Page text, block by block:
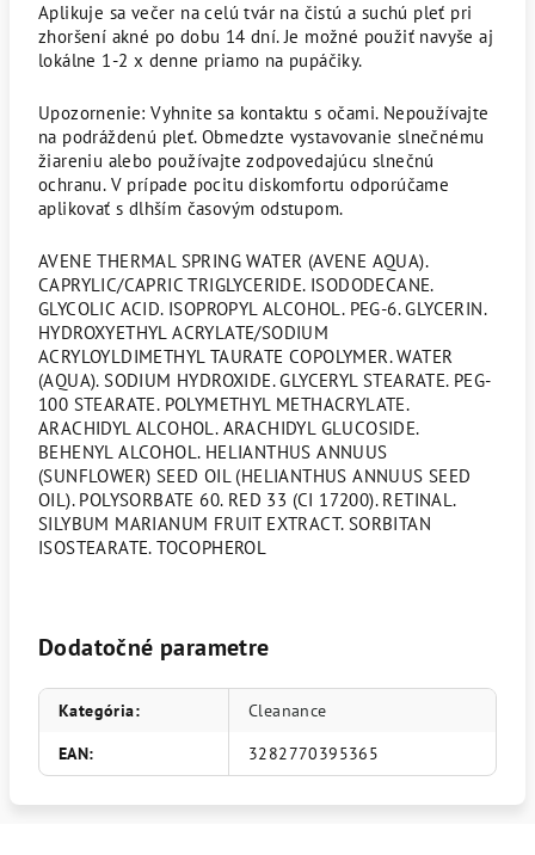
Aplikuje sa večer na celú tvár na čistú a suchú pleť pri
zhoršení akné po dobu 14 dní. Je možné použiť navyše aj
lokálne 1-2 x denne priamo na pupáčiky.
Upozornenie: Vyhnite sa kontaktu s očami. Nepoužívajte
na podráždenú pleť. Obmedzte vystavovanie slnečnému
žiareniu alebo používajte zodpovedajúcu slnečnú
ochranu. V prípade pocitu diskomfortu odporúčame
aplikovať s dlhším časovým odstupom.
AVENE THERMAL SPRING WATER (AVENE AQUA).
CAPRYLIC/CAPRIC TRIGLYCERIDE. ISODODECANE.
GLYCOLIC ACID. ISOPROPYL ALCOHOL. PEG-6. GLYCERIN.
HYDROXYETHYL ACRYLATE/SODIUM
ACRYLOYLDIMETHYL TAURATE COPOLYMER. WATER
(AQUA). SODIUM HYDROXIDE. GLYCERYL STEARATE. PEG-
100 STEARATE. POLYMETHYL METHACRYLATE.
ARACHIDYL ALCOHOL. ARACHIDYL GLUCOSIDE.
BEHENYL ALCOHOL. HELIANTHUS ANNUUS
(SUNFLOWER) SEED OIL (HELIANTHUS ANNUUS SEED
OIL). POLYSORBATE 60. RED 33 (CI 17200). RETINAL.
SILYBUM MARIANUM FRUIT EXTRACT. SORBITAN
ISOSTEARATE. TOCOPHEROL
Dodatočné parametre
Kategória:
Cleanance
EAN: 3282770395365